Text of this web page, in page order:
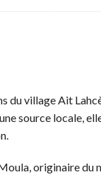
du village Ait
source locale,
originaire du